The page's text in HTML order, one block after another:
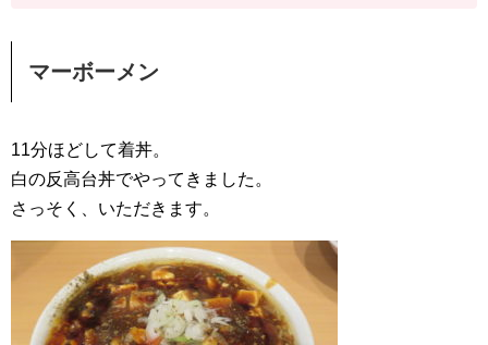
マーボーメン
11分ほどして着丼。
白の反高台丼でやってきました。
さっそく、いただきます。